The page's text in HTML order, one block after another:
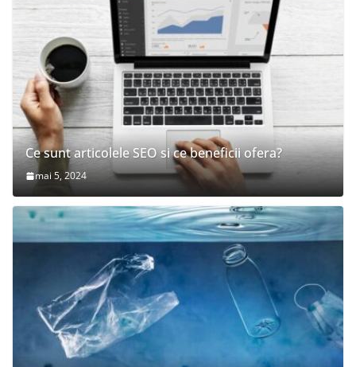
Ce sunt articolele SEO si ce beneficii ofera?
mai 5, 2024